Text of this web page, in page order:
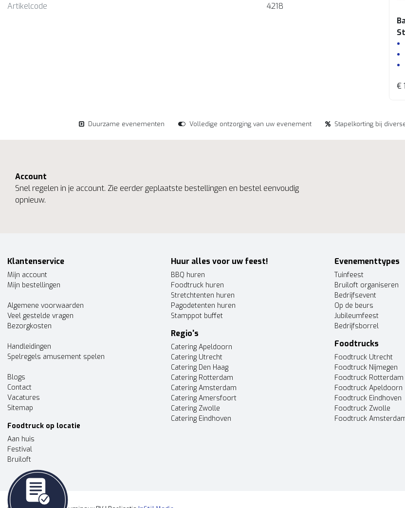
Artikelcode
4218
€
Duurzame evenementen Volledige ontzorging van uw evenement Stapelkorting bij
Account
Snel regelen in je account. Zie eerder geplaatste bestellingen en bestel eenvoudig
opnieuw.
Klantenservice
Mijn account
Mijn bestellingen
Algemene voorwaarden
Veel gestelde vragen
Bezorgkosten
Handleidingen
Spelregels amusement spelen
Blogs
Contact
Vacatures
Sitemap
Foodtruck op locatie
Aan huis
Festival
Bruiloft
Huur alles voor uw feest!
BBQ huren
Foodtruck huren
Stretchtenten huren
Pagodetenten huren
Stamppot buffet
Regio's
Catering Apeldoorn
Catering Utrecht
Catering Den Haag
Catering Rotterdam
Catering Amsterdam
Catering Amersfoort
Catering Zwolle
Catering Eindhoven
Evenementtypes
Tuinfeest
Bruiloft organiseren
Bedrijfsevent
Op de beurs
Jubileumfeest
Bedrijfsborrel
Foodtrucks
Foodtruck Utrecht
Foodtruck Nijmegen
Foodtruck Rotterdam
Foodtruck Apeldoorn
Foodtruck Eindhoven
Foodtruck Zwolle
Foodtruck